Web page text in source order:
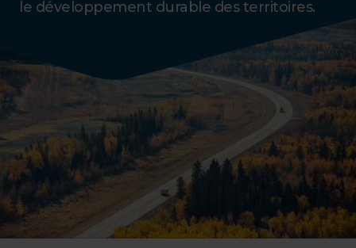
le développement durable des territoires.